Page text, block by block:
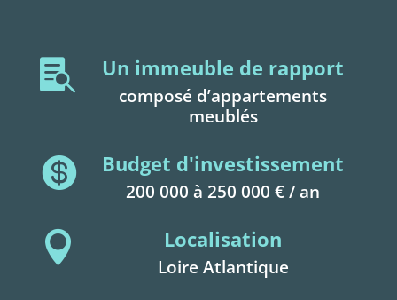
 Un immeuble de rapport
composé d’appartements
meublés
 Budget d'investissement
200 000 à 250 000 € / an
 Localisation
Loire Atlantique